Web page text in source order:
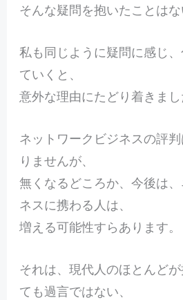
そんな疑問を抱いたことは
私も同じように疑問に感じ
ていくと、
意外な理由にたどり着きまし
ネットワークビジネスの評
りませんが、
無くなるどころか、今後は
ネスに携わる人は、
増える可能性すらあります。
それは、現代人のほとんど
ても過言ではない、